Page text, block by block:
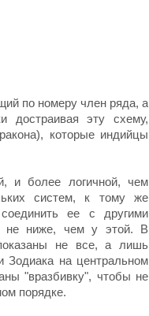
по номеру член ряда, а
достраивая эту схему,
которые индийцы
и более логичной, чем
систем, к тому же
ее с другими
не ниже, чем у этой. В
не все, а лишь
Зодиака на центральном
"вразбивку", чтобы не
порядке.